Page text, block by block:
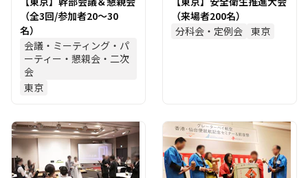
（全3回/参加者20～30
名）
会議・ミーティング・パ
ーティー・懇親会・二次
会
東京
（来場者200名）
分科会・定例会 東京